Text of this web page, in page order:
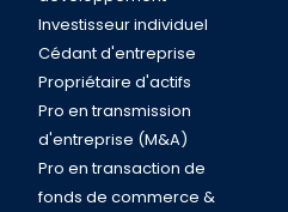
Investisseur individuel
Cédant d'entreprise
Propriétaire d'actifs
Pro en transmission
d'entreprise (M&A)
Pro en transaction de
fonds de commerce &